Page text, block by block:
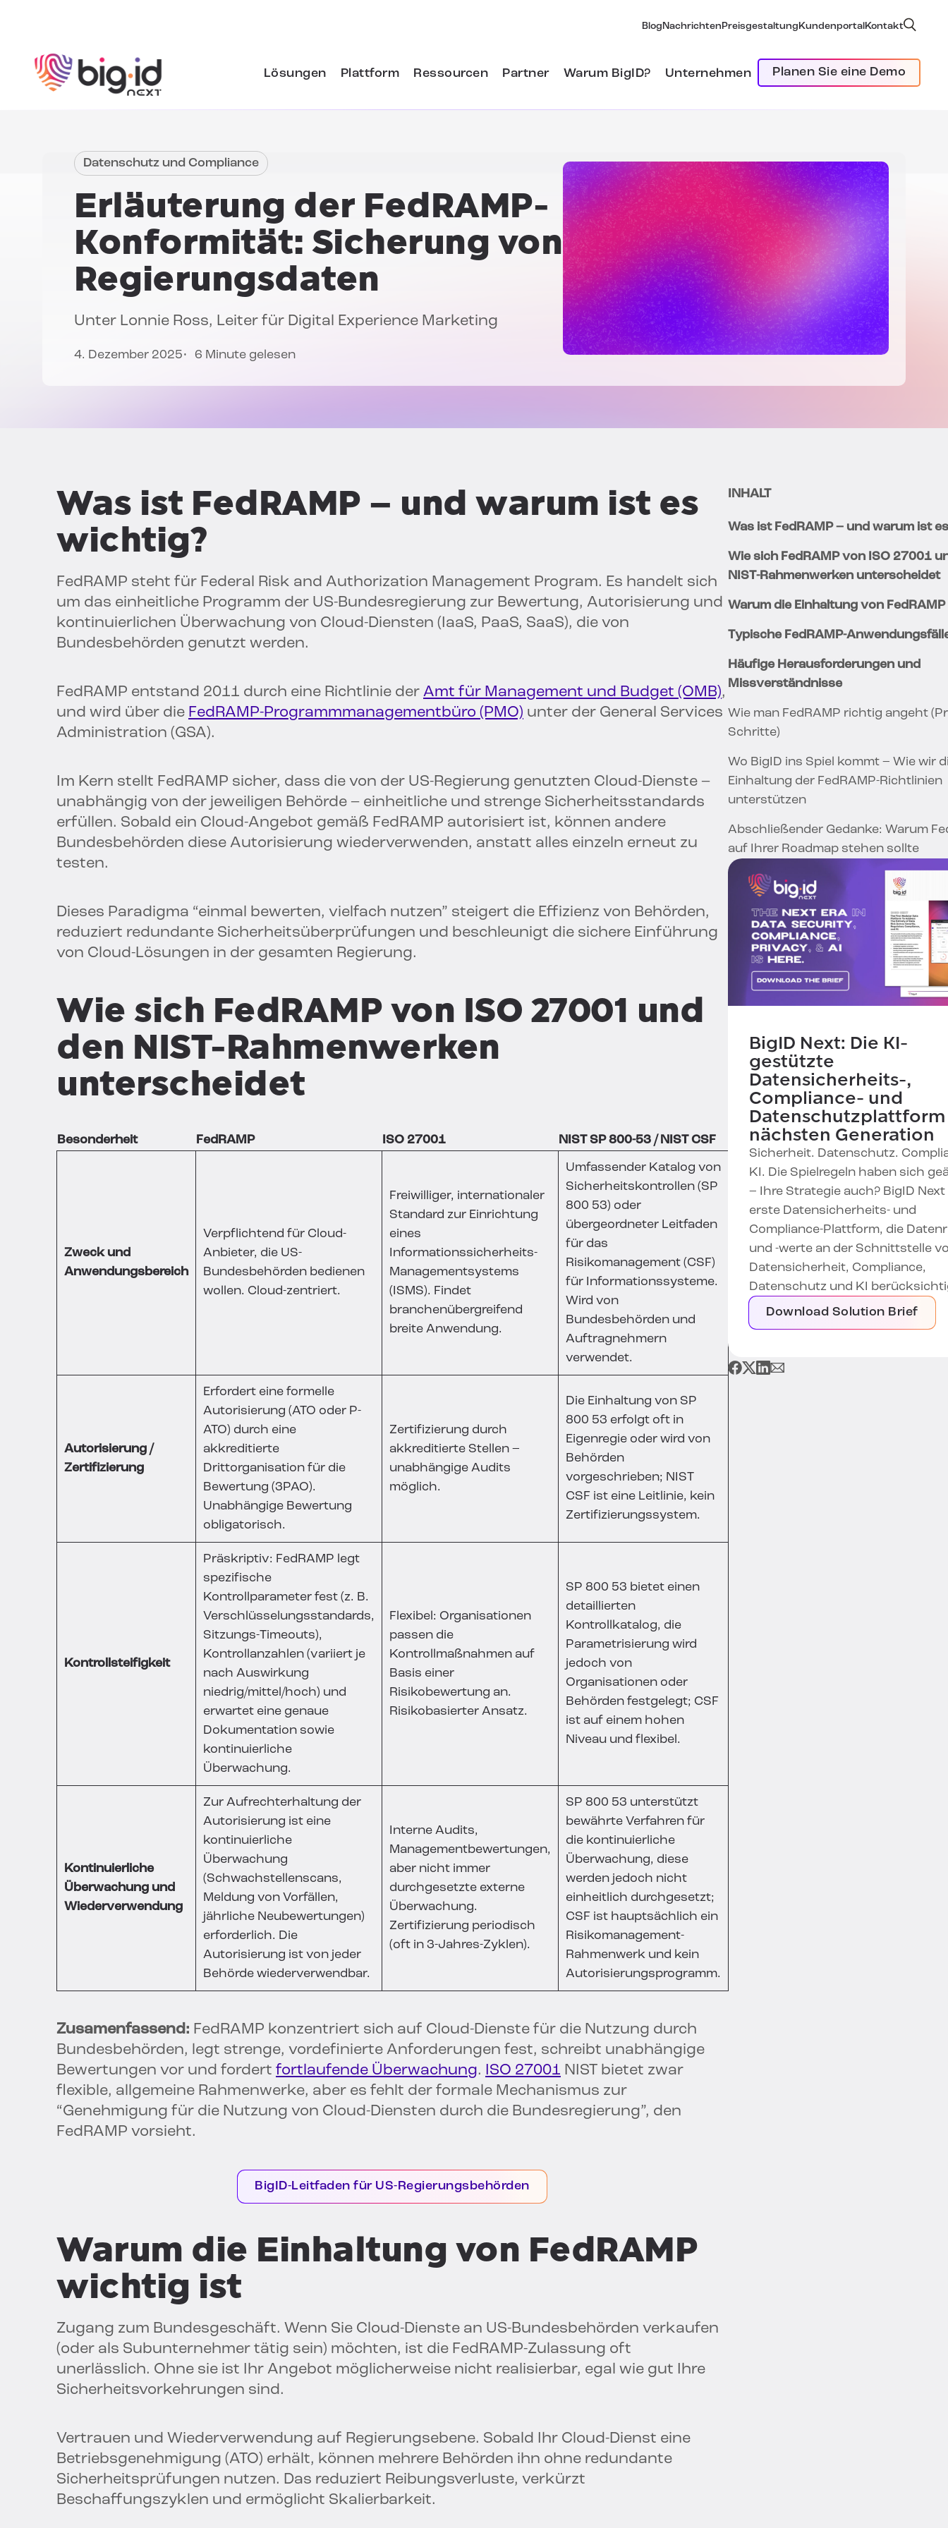
Blog Nachrichten Preisgestaltung KundenportalKontakt
Lösungen Plattform Ressourcen Partner Warum BigID? Unternehmen Planen Sie eine Demo
Datenschutz und Compliance
Erläuterung der FedRAMP-
Konformität: Sicherung von
Regierungsdaten
Unter Lonnie Ross, Leiter für Digital Experience Marketing
4. Dezember 2025 6 Minute gelesen
Was ist FedRAMP – und warum ist es
wichtig?
FedRAMP steht für Federal Risk and Authorization Management Program. Es handelt sich
um das einheitliche Programm der US-Bundesregierung zur Bewertung, Autorisierung und
kontinuierlichen Überwachung von Cloud-Diensten (IaaS, PaaS, SaaS), die von
Bundesbehörden genutzt werden.
FedRAMP entstand 2011 durch eine Richtlinie der Amt für Management und Budget (OMB),
und wird über die FedRAMP-Programmmanagementbüro (PMO) unter der General Services
Administration (GSA).
Im Kern stellt FedRAMP sicher, dass die von der US-Regierung genutzten Cloud-Dienste –
unabhängig von der jeweiligen Behörde – einheitliche und strenge Sicherheitsstandards
erfüllen. Sobald ein Cloud-Angebot gemäß FedRAMP autorisiert ist, können andere
Bundesbehörden diese Autorisierung wiederverwenden, anstatt alles einzeln erneut zu
testen.
Dieses Paradigma “einmal bewerten, vielfach nutzen” steigert die Effizienz von Behörden,
reduziert redundante Sicherheitsüberprüfungen und beschleunigt die sichere Einführung
von Cloud-Lösungen in der gesamten Regierung.
Wie sich FedRAMP von ISO 27001 und
den NIST-Rahmenwerken
unterscheidet
Besonderheit FedRAMP ISO 27001 NIST SP 800-53 / NIST CSF
Zweck und
Anwendungsbereich
Verpflichtend für Cloud-
Anbieter, die US-
Bundesbehörden bedienen
wollen. Cloud-zentriert.
Freiwilliger, internationaler
Standard zur Einrichtung
eines
Informationssicherheits-
Managementsystems
(ISMS). Findet
branchenübergreifend
breite Anwendung.
Umfassender Katalog von
Sicherheitskontrollen (SP
800 53) oder
übergeordneter Leitfaden
für das
Risikomanagement (CSF)
für Informationssysteme.
Wird von
Bundesbehörden und
Auftragnehmern
verwendet.
Autorisierung /
Zertifizierung
Erfordert eine formelle
Autorisierung (ATO oder P-
ATO) durch eine
akkreditierte
Drittorganisation für die
Bewertung (3PAO).
Unabhängige Bewertung
obligatorisch.
Zertifizierung durch
akkreditierte Stellen –
unabhängige Audits
möglich.
Die Einhaltung von SP
800 53 erfolgt oft in
Eigenregie oder wird von
Behörden
vorgeschrieben; NIST
CSF ist eine Leitlinie, kein
Zertifizierungssystem.
Kontrollsteifigkeit
Präskriptiv: FedRAMP legt
spezifische
Kontrollparameter fest (z. B.
Verschlüsselungsstandards,
Sitzungs-Timeouts),
Kontrollanzahlen (variiert je
nach Auswirkung
niedrig/mittel/hoch) und
erwartet eine genaue
Dokumentation sowie
kontinuierliche
Überwachung.
Flexibel: Organisationen
passen die
Kontrollmaßnahmen auf
Basis einer
Risikobewertung an.
Risikobasierter Ansatz.
SP 800 53 bietet einen
detaillierten
Kontrollkatalog, die
Parametrisierung wird
jedoch von
Organisationen oder
Behörden festgelegt; CSF
ist auf einem hohen
Niveau und flexibel.
Kontinuierliche
Überwachung und
Wiederverwendung
Zur Aufrechterhaltung der
Autorisierung ist eine
kontinuierliche
Überwachung
(Schwachstellenscans,
Meldung von Vorfällen,
jährliche Neubewertungen)
erforderlich. Die
Autorisierung ist von jeder
Behörde wiederverwendbar.
Interne Audits,
Managementbewertungen,
aber nicht immer
durchgesetzte externe
Überwachung.
Zertifizierung periodisch
(oft in 3-Jahres-Zyklen).
SP 800 53 unterstützt
bewährte Verfahren für
die kontinuierliche
Überwachung, diese
werden jedoch nicht
einheitlich durchgesetzt;
CSF ist hauptsächlich ein
Risikomanagement-
Rahmenwerk und kein
Autorisierungsprogramm.
Zusamenfassend: FedRAMP konzentriert sich auf Cloud-Dienste für die Nutzung durch
Bundesbehörden, legt strenge, vordefinierte Anforderungen fest, schreibt unabhängige
Bewertungen vor und fordert fortlaufende Überwachung. ISO 27001 NIST bietet zwar
flexible, allgemeine Rahmenwerke, aber es fehlt der formale Mechanismus zur
“Genehmigung für die Nutzung von Cloud-Diensten durch die Bundesregierung”, den
FedRAMP vorsieht.
BigID-Leitfaden für US-Regierungsbehörden
Warum die Einhaltung von FedRAMP
wichtig ist
Zugang zum Bundesgeschäft. Wenn Sie Cloud-Dienste an US-Bundesbehörden verkaufen
(oder als Subunternehmer tätig sein) möchten, ist die FedRAMP-Zulassung oft
unerlässlich. Ohne sie ist Ihr Angebot möglicherweise nicht realisierbar, egal wie gut Ihre
Sicherheitsvorkehrungen sind.
Vertrauen und Wiederverwendung auf Regierungsebene. Sobald Ihr Cloud-Dienst eine
Betriebsgenehmigung (ATO) erhält, können mehrere Behörden ihn ohne redundante
Sicherheitsprüfungen nutzen. Das reduziert Reibungsverluste, verkürzt
Beschaffungszyklen und ermöglicht Skalierbarkeit.
INHALT
Was ist FedRAMP – und warum ist
Wie sich FedRAMP von ISO 27001
NIST-Rahmenwerken unterscheidet
Warum die Einhaltung von
Typische FedRAMP-
Häufige Herausforderungen und
Missverständnisse
Wie man FedRAMP richtig angeht
Schritte)
Wo BigID ins Spiel kommt – Wie wir
Einhaltung der FedRAMP-Richtlinien
unterstützen
Abschließender Gedanke: Warum
auf Ihrer Roadmap stehen sollte
BigID Next: Die KI-
gestützte
Datensicherheits-,
Compliance- und
nächsten Generation
Sicherheit. Datenschutz.
KI. Die Spielregeln haben sich
– Ihre Strategie auch? BigID
erste Datensicherheits- und
Compliance-Plattform, die
und -werte an der Schnittstelle
Datensicherheit, Compliance,
Datenschutz und KI
Download Solution Brief